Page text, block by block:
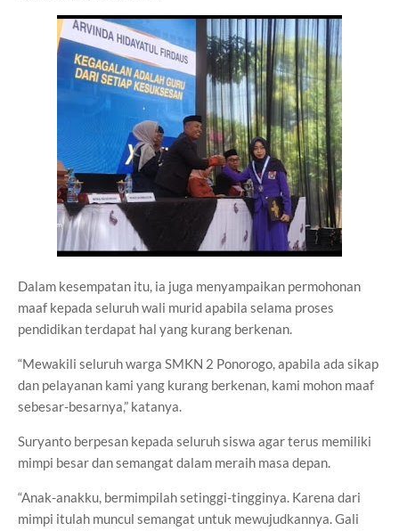
Dalam kesempatan itu, ia juga menyampaikan permohonan
maaf kepada seluruh wali murid apabila selama proses
pendidikan terdapat hal yang kurang berkenan.
“Mewakili seluruh warga SMKN 2 Ponorogo, apabila ada sikap
dan pelayanan kami yang kurang berkenan, kami mohon maaf
sebesar-besarnya,” katanya.
Suryanto berpesan kepada seluruh siswa agar terus memiliki
mimpi besar dan semangat dalam meraih masa depan.
“Anak-anakku, bermimpilah setinggi-tingginya. Karena dari
mimpi itulah muncul semangat untuk mewujudkannya. Gali